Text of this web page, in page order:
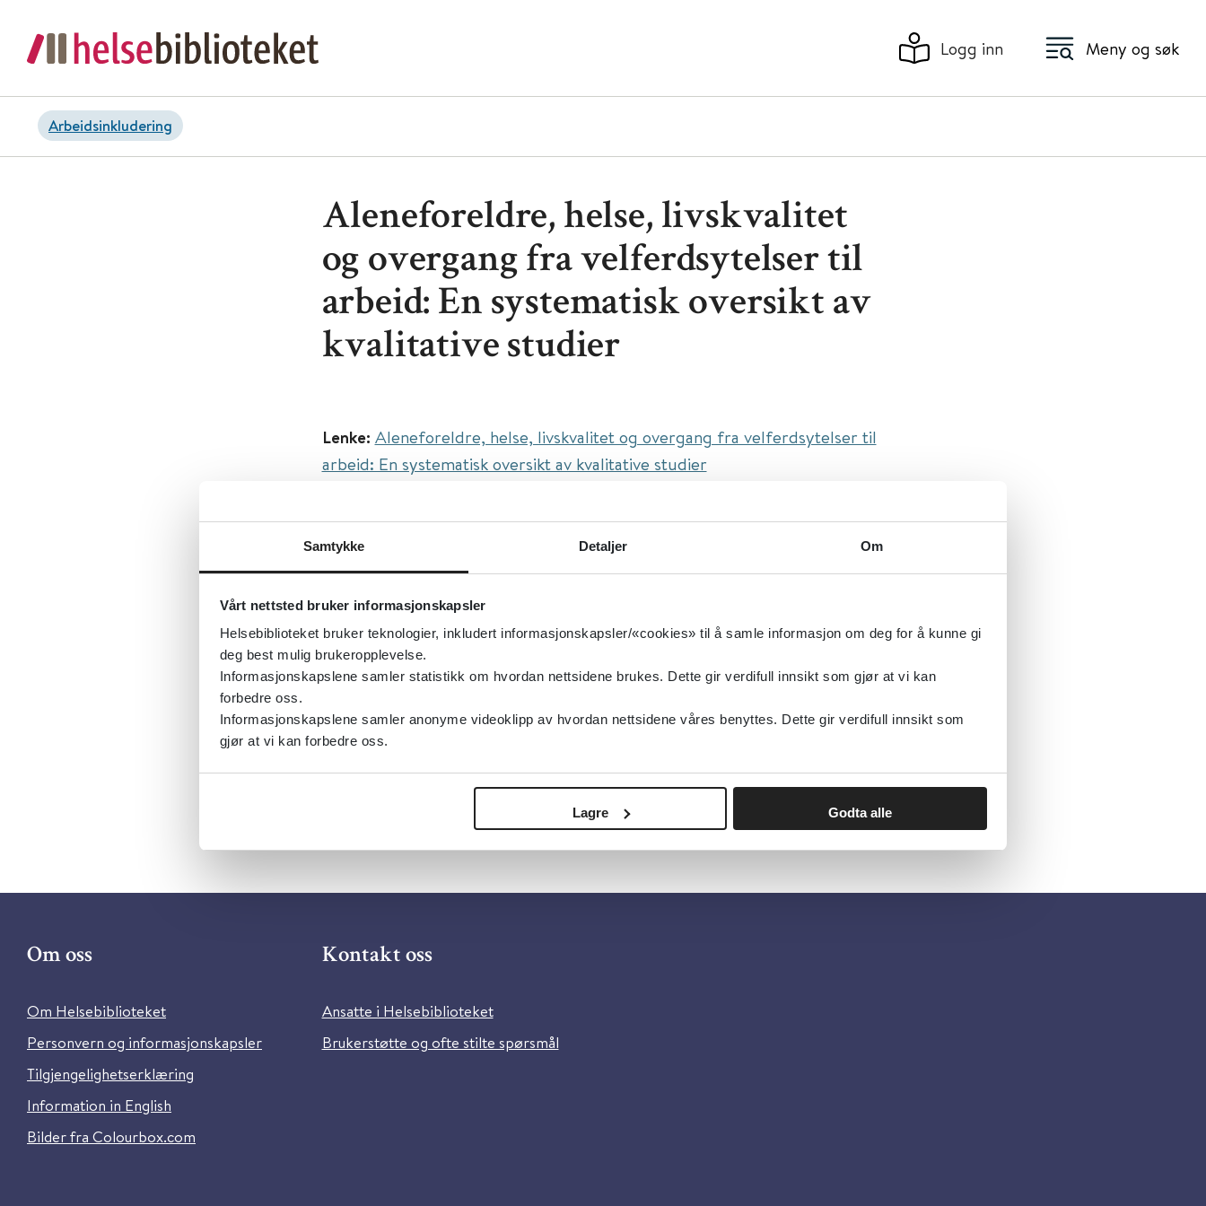
Samtykke Detaljer Om
Vårt nettsted bruker informasjonskapsler
Helsebiblioteket bruker teknologier, inkludert informasjonskapsler/«cookies» til å samle informasjon om deg for å kunne gi
deg best mulig brukeropplevelse.
Informasjonskapslene samler statistikk om hvordan nettsidene brukes. Dette gir verdifull innsikt som gjør at vi kan
forbedre oss.
Informasjonskapslene samler anonyme videoklipp av hvordan nettsidene våres benyttes. Dette gir verdifull innsikt som
gjør at vi kan forbedre oss.
Lagre Godta alle
Logg inn Meny og søk
Arbeidsinkludering
Aleneforeldre, helse, livskvalitet
og overgang fra velferdsytelser til
arbeid: En systematisk oversikt av
kvalitative studier
Lenke: Aleneforeldre, helse, livskvalitet og overgang fra velferdsytelser til
arbeid: En systematisk oversikt av kvalitative studier
systematic review of qualitative studies
Først publisert:
Tema:Arbeidsinkludering
Emner:Barn og unge, Inntektssikring
Dokumenttype:Oppsummert forskning
Utgiver: BMC Public Health
Språk:Engelsk
Om oss
Om Helsebiblioteket
Personvern og informasjonskapsler
Tilgjengelighetserklæring
Information in English
Bilder fra Colourbox.com
Kontakt oss
Ansatte i Helsebiblioteket
Brukerstøtte og ofte stilte spørsmål